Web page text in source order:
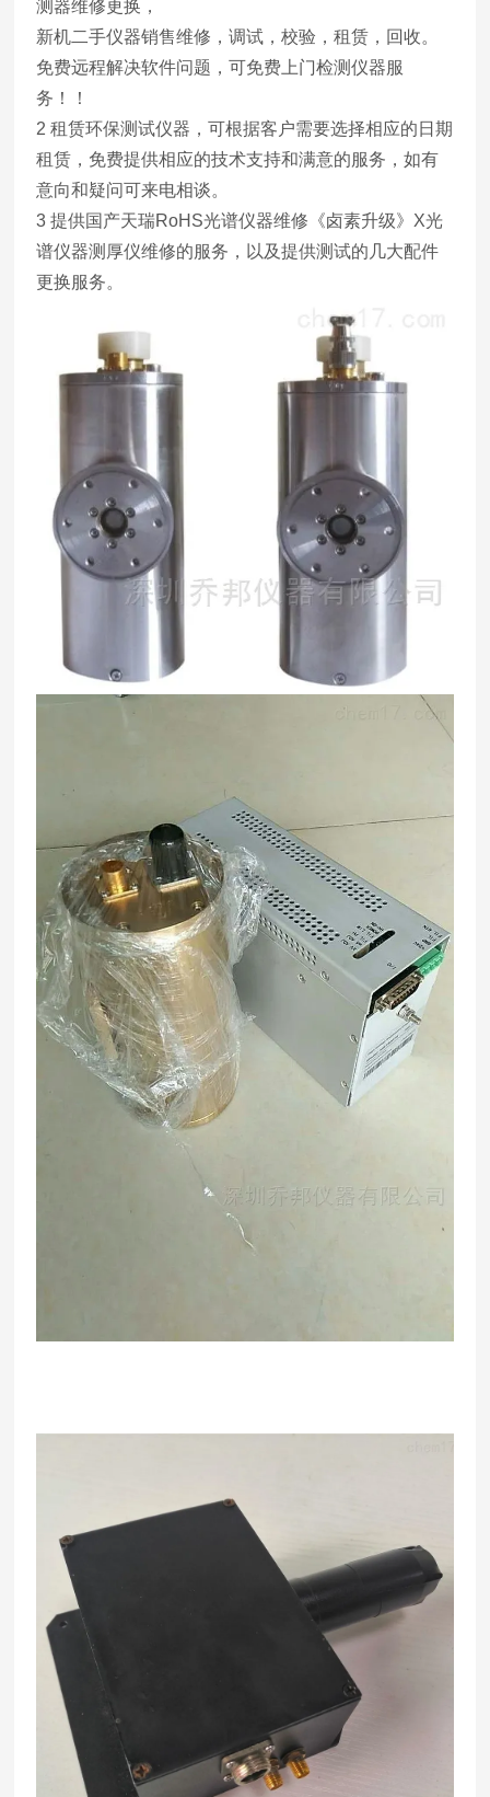
测器维修更换，
新机二手仪器销售维修，调试，校验，租赁，回收。
免费远程解决软件问题，可免费上门检测仪器服
务！！
2 租赁环保测试仪器，可根据客户需要选择相应的日期
租赁，免费提供相应的技术支持和满意的服务，如有
意向和疑问可来电相谈。
3 提供国产天瑞RoHS光谱仪器维修《卤素升级》X光
谱仪器测厚仪维修的服务，以及提供测试的几大配件
更换服务。